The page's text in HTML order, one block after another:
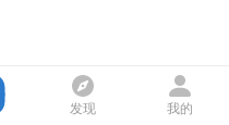
发现 我的